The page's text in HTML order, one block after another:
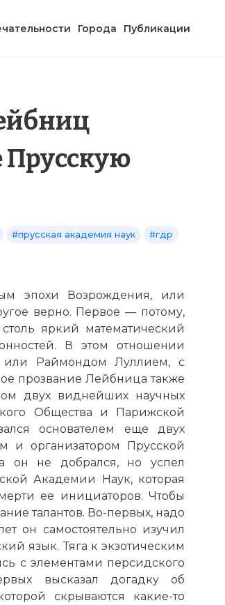
Города Публикации
Прусскую
#прусская академия наук
#гдр
эпохи Возрождения, или
верно. Первое — потому,
яркий математический
В этом отношении
или Раймондом Луллием, с
прозвание Лейбница также
двух виднейших научных
Общества и Парижской
основателем еще двух
и организатором Прусской
он не добрался, но успел
Академии Наук, которая
ее инициаторов. Чтобы
талантов. Во-первых, надо
он самостоятельно изучил
язык. Тяга к экзотическим
с элементами персидского
высказал догадку об
скрываются какие-то